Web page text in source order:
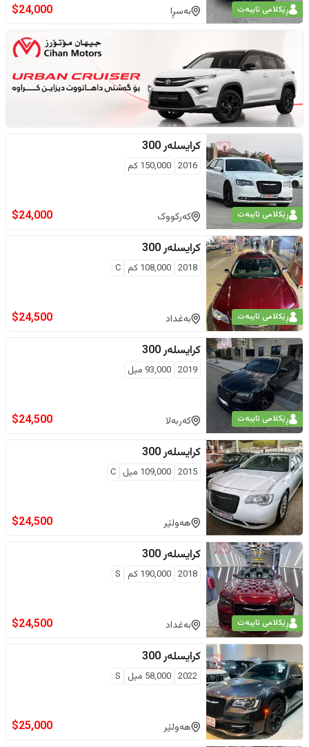
ڕێکلامی تایبەت بەسڕا $24,000
ڕێکلامی تایبەت
کرایسلەر300
2016
150,000 كم
کەرکووک $24,000
ڕێکلامی تایبەت
کرایسلەر300
2018
108,000 كم C
بەغداد $24,500
ڕێکلامی تایبەت
کرایسلەر300
2019
93,000 ميل
کەربەلا $24,500
کرایسلەر300
2015
109,000 ميل C
هەولێر $24,500
ڕێکلامی تایبەت
کرایسلەر300
2018
190,000 كم S
بەغداد $24,500
کرایسلەر300
2022
58,000 ميل S
هەولێر $25,000